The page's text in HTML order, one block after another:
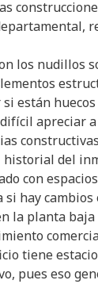
los nudillos
están
difícil apreciar
historial del
con
si hay cambios
la planta
tiene
pues eso